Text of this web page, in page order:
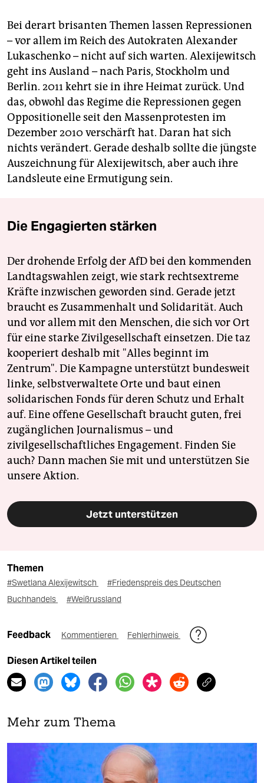
Bei derart brisanten Themen lassen Repressionen
– vor allem im Reich des Autokraten Alexander
Lukaschenko – nicht auf sich warten. Alexijewitsch
geht ins Ausland – nach Paris, Stockholm und
Berlin. 2011 kehrt sie in ihre Heimat zurück. Und
das, obwohl das Regime die Repressionen gegen
Oppositionelle seit den Massenprotesten im
Dezember 2010 verschärft hat. Daran hat sich
nichts verändert. Gerade deshalb sollte die jüngste
Auszeichnung für Alexijewitsch, aber auch ihre
Landsleute eine Ermutigung sein.
Die Engagierten stärken
Der drohende Erfolg der AfD bei den kommenden
Landtagswahlen zeigt, wie stark rechtsextreme
Kräfte inzwischen geworden sind. Gerade jetzt
braucht es Zusammenhalt und Solidarität. Auch
und vor allem mit den Menschen, die sich vor Ort
für eine starke Zivilgesellschaft einsetzen. Die taz
kooperiert deshalb mit "Alles beginnt im
Zentrum". Die Kampagne unterstützt bundesweit
linke, selbstverwaltete Orte und baut einen
solidarischen Fonds für deren Schutz und Erhalt
auf. Eine offene Gesellschaft braucht guten, frei
zugänglichen Journalismus – und
zivilgesellschaftliches Engagement. Finden Sie
auch? Dann machen Sie mit und unterstützen Sie
unsere Aktion.
Jetzt unterstützen
Themen
#Swetlana Alexijewitsch
#Friedenspreis des Deutschen
Buchhandels
#Weißrussland
Feedback Kommentieren Fehlerhinweis
Diesen Artikel teilen
Mehr zum Thema